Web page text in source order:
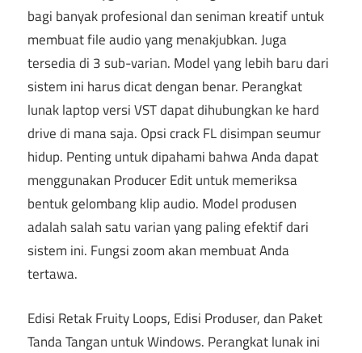
bagi banyak profesional dan seniman kreatif untuk
membuat file audio yang menakjubkan. Juga
tersedia di 3 sub-varian. Model yang lebih baru dari
sistem ini harus dicat dengan benar. Perangkat
lunak laptop versi VST dapat dihubungkan ke hard
drive di mana saja. Opsi crack FL disimpan seumur
hidup. Penting untuk dipahami bahwa Anda dapat
menggunakan Producer Edit untuk memeriksa
bentuk gelombang klip audio. Model produsen
adalah salah satu varian yang paling efektif dari
sistem ini. Fungsi zoom akan membuat Anda
tertawa.
Edisi Retak Fruity Loops, Edisi Produser, dan Paket
Tanda Tangan untuk Windows. Perangkat lunak ini